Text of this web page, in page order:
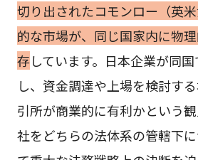
切り出されたコモンロー（英
的な市場が、同じ国家内に物
存しています。日本企業が同
し、資金調達や上場を検討す
引所が商業的に有利かという
社をどちらの法体系の管轄下